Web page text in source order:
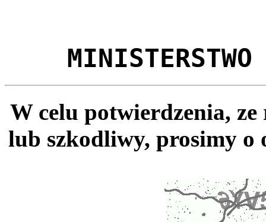
MINISTERSTWO
W celu potwierdzenia,
lub szkodliwy, prosimy o